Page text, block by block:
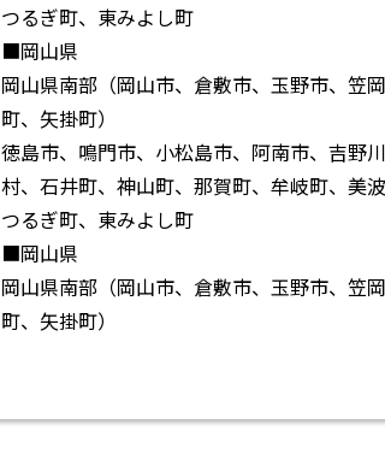
つるぎ町、東みよし町
■岡山県
岡山県南部（岡山市、倉敷市、玉野市、笠
町、矢掛町）
徳島市、鳴門市、小松島市、阿南市、吉野
村、石井町、神山町、那賀町、牟岐町、美
つるぎ町、東みよし町
■岡山県
岡山県南部（岡山市、倉敷市、玉野市、笠
町、矢掛町）